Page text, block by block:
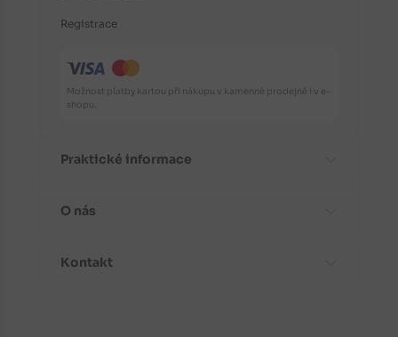
Registrace
Možnost platby kartou při nákupu v kamenné prodejně i v e-
shopu.
Praktické informace
Časté dotazy
O nás
Aktuality
Kontakt